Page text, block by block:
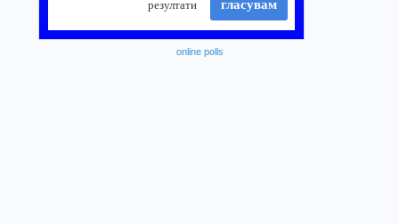
online polls